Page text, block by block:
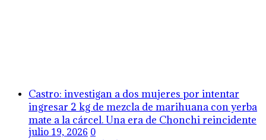
Castro: investigan a dos mujeres por intentar
ingresar 2 kg de mezcla de marihuana con yerba
mate a la cárcel. Una era de Chonchi reincidente
julio 19, 2026 0